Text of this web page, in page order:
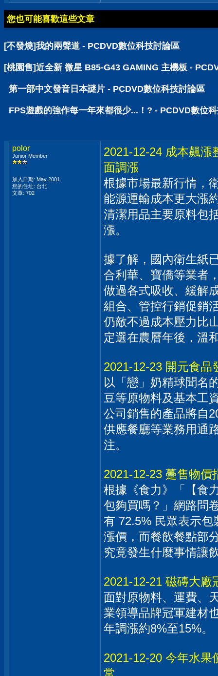
您也可能喜歡這些文章
[不發燒]我的兩聲道 - PCDVD數位科技討論區
[桃園售]近全新 微星 B85-G43 GAMING 主機板 -
第一部中文發音日本謎片 - PCDVD數位科技討論區
FPS遊戲的強作每一年來都很少...！? - PCDVD數位
polor
Junior Member
加入日期: May 2001
您的住址: 台北
文章: 702
2021-12-24 成本飆
面調漲
根據市場最新行情，
能源運輸成本更大漲
清潔用品主要原料包
漲。
據了解，國內衛生紙
合利華、寶僑等業者
做過各式吸收、緩解
組合、管控行銷促銷
仍敵不過成本壓力比
定選在農曆年後，溫
2021-12-23 開元食
以「戀」奶精球聞名
豆等原物料及基本工
公司銷售的產品將自
供應餐廳等業務用通
注。
2021-12-23 躉售物
根據《食力》「【食
包夠買嗎？」網路問
有 72.5% 民眾表示
漲價，而餐飲餐點部
究竟發生什麼事情讓
2021-12-21 磁磚大廠
面對原物料、運費、
業領導品牌冠軍建材
年調漲約8%至15%。
2021-12-20 今年水
常